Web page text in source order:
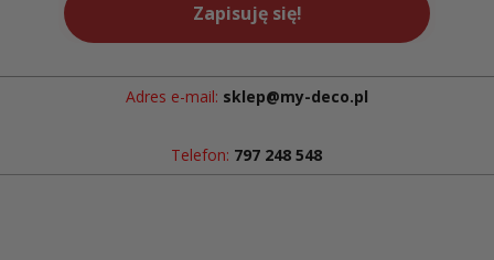
Zapisuję się!
Adres e-mail: sklep@my-deco.pl
Telefon: 797 248 548